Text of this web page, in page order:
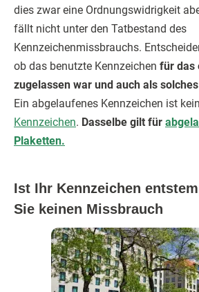
dies zwar eine Ordnungswidrigkeit
fällt nicht unter den Tatbestand des
Kennzeichenmissbrauchs.
ob das benutzte Kennzeichen für das
zugelassen war und auch als
Ein abgelaufenes Kennzeichen ist kein
Kennzeichen. Dasselbe gilt für
Plaketten.
Ist Ihr Kennzeichen
Sie keinen Missbrauch